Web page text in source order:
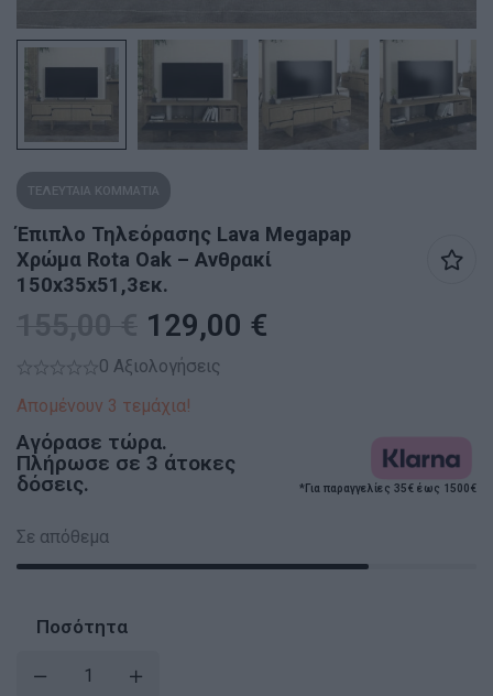
ΤΕΛΕΥΤΑΙΑ ΚΟΜΜΑΤΙΑ
Έπιπλο Τηλεόρασης Lava Megapap
Χρώμα Rota Oak – Ανθρακί
150x35x51,3εκ.
129,00 €
0 Αξιολογήσεις
Απομένουν 3 τεμάχια!
Αγόρασε τώρα.
Πλήρωσε σε 3 άτοκες
δόσεις.
*Για παραγγελίες 35€ έως 1500€
Σε απόθεμα
Ποσότητα